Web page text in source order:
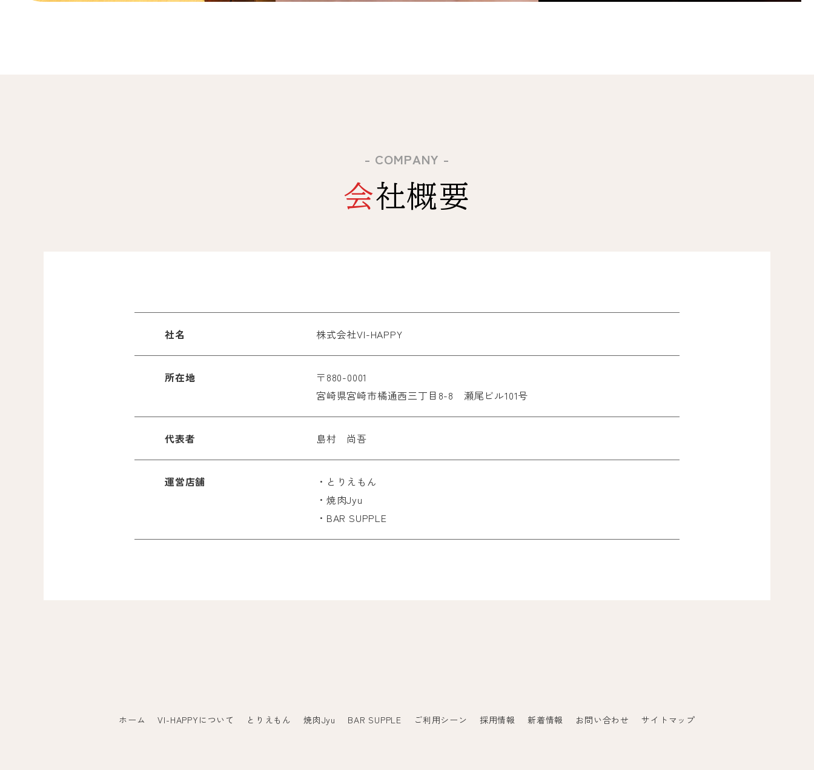
- COMPANY -
会社概要
社名 株式会社VI-HAPPY
所在地
〒880-0001
宮崎県宮崎市橘通西三丁目8-8 瀬尾ビル101号
代表者 島村 尚吾
運営店舗
・とりえもん
・焼肉Jyu
・BAR SUPPLE
ホーム VI-HAPPYについて とりえもん 焼肉Jyu BAR SUPPLE ご利用シーン 採用情報 新着情報 お問い合わせ サイトマップ